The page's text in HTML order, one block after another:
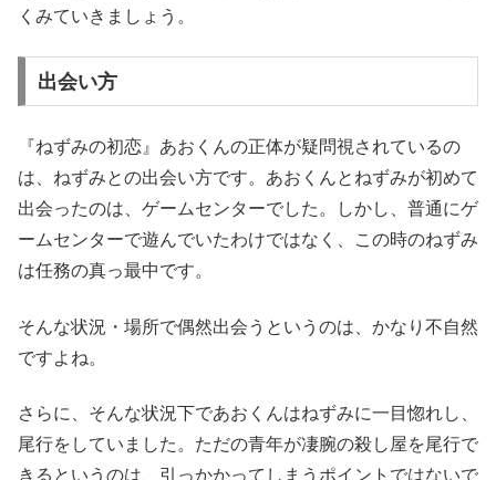
くみていきましょう。
出会い方
『ねずみの初恋』あおくんの正体が疑問視されているの
は、ねずみとの出会い方です。あおくんとねずみが初めて
出会ったのは、ゲームセンターでした。しかし、普通にゲ
ームセンターで遊んでいたわけではなく、この時のねずみ
は任務の真っ最中です。
そんな状況・場所で偶然出会うというのは、かなり不自然
ですよね。
さらに、そんな状況下であおくんはねずみに一目惚れし、
尾行をしていました。ただの青年が凄腕の殺し屋を尾行で
きるというのは、引っかかってしまうポイントではないで